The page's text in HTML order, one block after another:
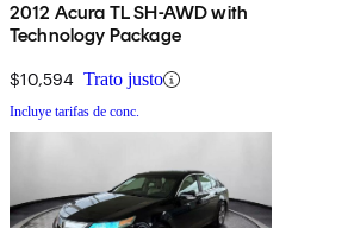
2012 Acura TL SH-AWD with
Technology Package
$10,594 Trato justo
Incluye tarifas de conc.